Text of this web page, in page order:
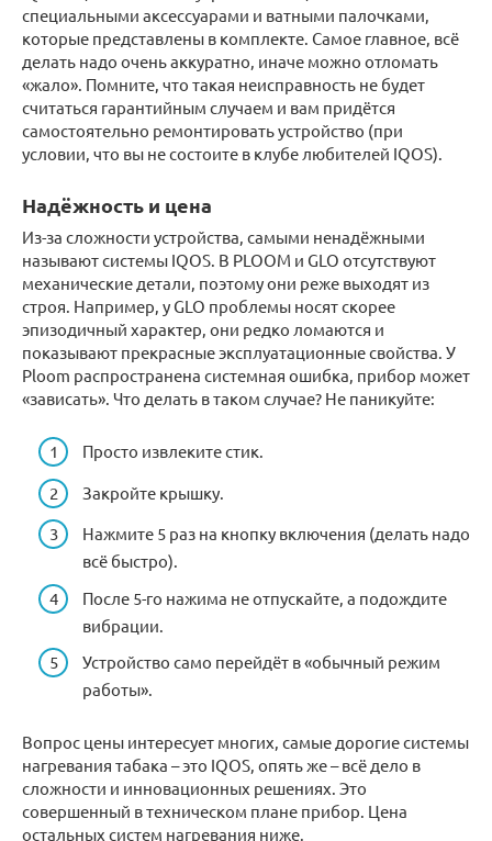
специальными аксессуарами и ватными палочками,
которые представлены в комплекте. Самое главное, всё
делать надо очень аккуратно, иначе можно отломать
«жало». Помните, что такая неисправность не будет
считаться гарантийным случаем и вам придётся
самостоятельно ремонтировать устройство (при
условии, что вы не состоите в клубе любителей IQOS).
Надёжность и цена
Из-за сложности устройства, самыми ненадёжными
называют системы IQOS. В PLOOM и GLO отсутствуют
механические детали, поэтому они реже выходят из
строя. Например, у GLO проблемы носят скорее
эпизодичный характер, они редко ломаются и
показывают прекрасные эксплуатационные свойства. У
Ploom распространена системная ошибка, прибор может
«зависать». Что делать в таком случае? Не паникуйте:
Просто извлеките стик.
Закройте крышку.
Нажмите 5 раз на кнопку включения (делать надо
всё быстро).
После 5-го нажима не отпускайте, а подождите
вибрации.
Устройство само перейдёт в «обычный режим
работы».
Вопрос цены интересует многих, самые дорогие системы
нагревания табака – это IQOS, опять же – всё дело в
сложности и инновационных решениях. Это
совершенный в техническом плане прибор. Цена
остальных систем нагревания ниже.